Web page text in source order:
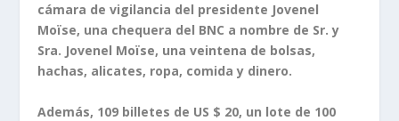
cámara de vigilancia del presidente Jovenel
Moïse, una chequera del BNC a nombre de Sr. y
Sra. Jovenel Moïse, una veintena de bolsas,
hachas, alicates, ropa, comida y dinero.
Además, 109 billetes de US $ 20, un lote de 100